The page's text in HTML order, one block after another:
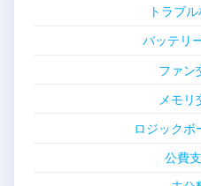
トラブ
バッテリ
ファン
メモリ
ロジックボ
公費